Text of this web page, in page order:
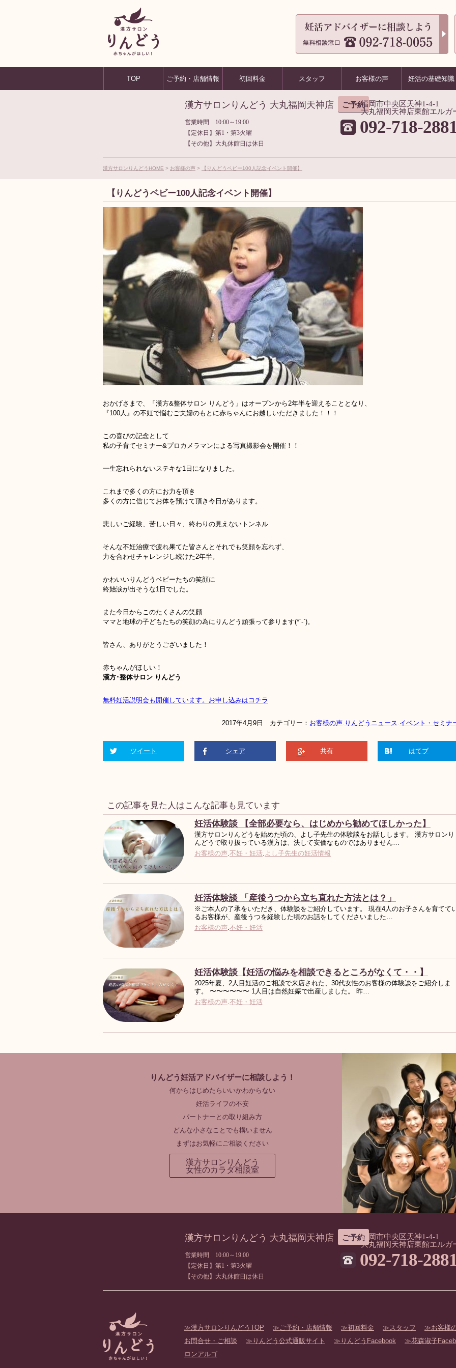
TOP ご予約・店舗情報 初回料金 スタッフ お客様の声 妊活の基礎知識
漢方サロンりんどう 大丸福岡天神店 ご予約
営業時間 10:00～19:00
【定休日】第1・第3火曜
【その他】大丸休館日は休日
福岡市中央区天神1-4-1
大丸福岡天神店東館エルガ
092-718-
漢方サロンりんどうHOME お客様の声 【りんどうベビー100人記念イベント開催】
【りんどうベビー100人記念イベント開催】
おかげさまで、「漢方&整体サロン りんどう」はオープンから2年半を迎えることとなり、
『100人』の不妊で悩むご夫婦のもとに赤ちゃんにお越しいただきました！！！
この喜びの記念として
私の子育てセミナー&プロカメラマンによる写真撮影会を開催！！
一生忘れられないステキな1日になりました。
これまで多くの方にお力を頂き
多くの方に信じてお体を預けて頂き今日があります。
悲しいご経験、苦しい日々、終わりの見えないトンネル
そんな不妊治療で疲れ果てた皆さんとそれでも笑顔を忘れず、
力を合わせチャレンジし続けた2年半。
かわいいりんどうベビーたちの笑顔に
終始涙が出そうな1日でした。
また今日からこのたくさんの笑顔
ママと地球の子どもたちの笑顔の為にりんどう頑張って参ります(*´-`)。
皆さん、ありがとうございました！
赤ちゃんがほしい！
漢方･整体サロン りんどう
無料妊活説明会も開催しています。お申し込みはコチラ
2017年4月9日 カテゴリー： お客様の声. りんどうニュース.イベント・セミナ
ツイート シェア 共有 はてブ
この記事を見た人はこんな記事も見ています
妊活体験談 【全部必要なら、はじめから勧めてほしかった】
漢方サロンりんどうを始めた頃の、よし子先生の体験談をお話しします。 漢方サロンり
んどうで取り扱っている漢方は、決して安価なものではありません…
お客様の声.不妊・妊活.よし子先生の妊活情報
妊活体験談 「産後うつから立ち直れた方法とは？」
※ご本人の了承をいただき、体験談をご紹介しています。 現在4人のお子さんを育てて
るお客様が、産後うつを経験した頃のお話をしてくださいました…
お客様の声.不妊・妊活
妊活体験談【妊活の悩みを相談できるところがなくて・・】
2025年夏、2人目妊活のご相談で来店された、30代女性のお客様の体験談をご紹介しま
す。 〜〜〜〜〜〜 1人目は自然妊娠で出産しました。 昨…
お客様の声.不妊・妊活
りんどう妊活アドバイザーに相談しよう！
何からはじめたらいいかわからない
妊活ライフの不安
パートナーとの取り組み方
どんな小さなことでも構いません
まずはお気軽にご相談ください
漢方サロンりんどう
女性のカラダ相談室
漢方サロンりんどう 大丸福岡天神店 ご予約
営業時間 10:00～19:00
【定休日】第1・第3火曜
【その他】大丸休館日は休日
福岡市中央区天神1-4-1
大丸福岡天神店東館エルガ
092-718-
漢方サロンりんどうTOP ご予約・店舗情報 初回料金 スタッフ
お客様
お問合せ・ご相談
りんどう公式通販サイト りんどうFacebook
花森淑子
ロンアルゴ